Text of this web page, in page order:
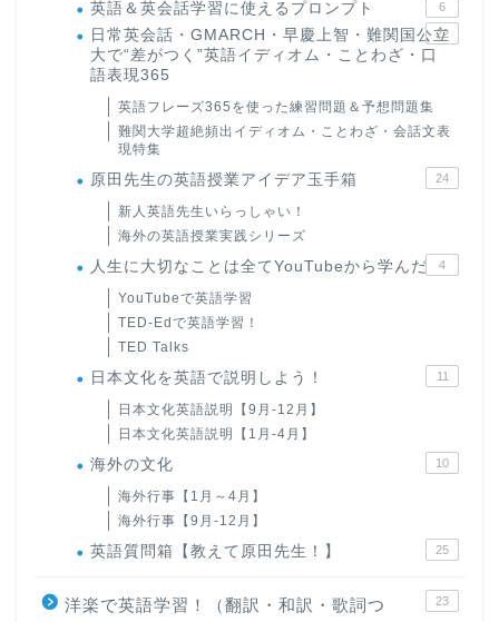
英語＆英会話学習に使えるプロンプト 6
日常英会話・GMARCH・早慶上智・難関国公立
大で“差がつく”英語イディオム・ことわざ・口
語表現365
22
英語フレーズ365を使った練習問題＆予想問題集
難関大学超絶頻出イディオム・ことわざ・会話文表
現特集
原田先生の英語授業アイデア玉手箱 24
新人英語先生いらっしゃい！
海外の英語授業実践シリーズ
人生に大切なことは全てYouTubeから学んだ 4
YouTubeで英語学習
TED-Edで英語学習！
TED Talks
日本文化を英語で説明しよう！ 11
日本文化英語説明【9月-12月】
日本文化英語説明【1月-4月】
海外の文化 10
海外行事【1月～4月】
海外行事【9月-12月】
英語質問箱【教えて原田先生！】 25
洋楽で英語学習！（翻訳・和訳・歌詞つ
23